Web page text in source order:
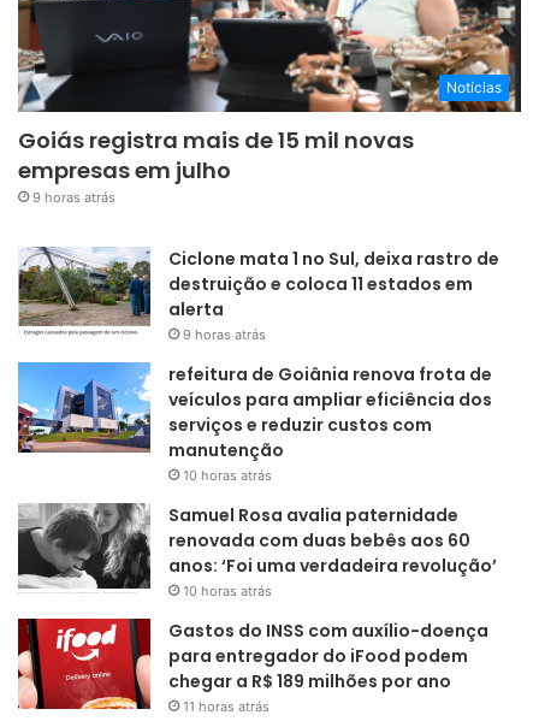
Notícias
Goiás registra mais de 15 mil novas
empresas em julho
9 horas atrás
Ciclone mata 1 no Sul, deixa rastro de
destruição e coloca 11 estados em
alerta
9 horas atrás
refeitura de Goiânia renova frota de
veículos para ampliar eficiência dos
serviços e reduzir custos com
manutenção
10 horas atrás
Samuel Rosa avalia paternidade
renovada com duas bebês aos 60
anos: ‘Foi uma verdadeira revolução’
10 horas atrás
Gastos do INSS com auxílio-doença
para entregador do iFood podem
chegar a R$ 189 milhões por ano
11 horas atrás